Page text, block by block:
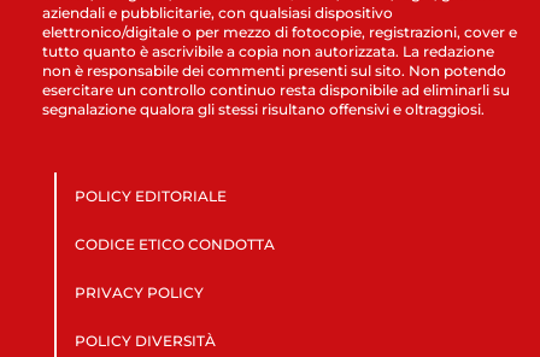
aziendali e pubblicitarie, con qualsiasi dispositivo
elettronico/digitale o per mezzo di fotocopie, registrazioni, cover e
tutto quanto è ascrivibile a copia non autorizzata. La redazione
non è responsabile dei commenti presenti sul sito. Non potendo
esercitare un controllo continuo resta disponibile ad eliminarli su
segnalazione qualora gli stessi risultano offensivi e oltraggiosi.
POLICY EDITORIALE
CODICE ETICO CONDOTTA
PRIVACY POLICY
POLICY DIVERSITÀ